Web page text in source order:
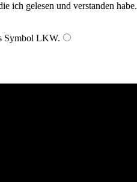
ich gelesen und verstanden habe.
Symbol LKW.